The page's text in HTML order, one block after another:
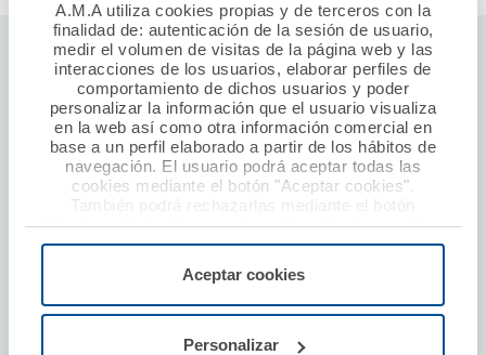
A.M.A utiliza cookies propias y de terceros con la
finalidad de: autenticación de la sesión de usuario,
medir el volumen de visitas de la página web y las
interacciones de los usuarios, elaborar perfiles de
comportamiento de dichos usuarios y poder
personalizar la información que el usuario visualiza
en la web así como otra información comercial en
base a un perfil elaborado a partir de los hábitos de
navegación. El usuario podrá aceptar todas las
cookies mediante el botón "Aceptar cookies".
También podrá rechazarlas mediante el botón
"Rechazar", donde se rechazarán todas las cookies
menos las necesarias para permitir el acceso a los
configurarlas usando el botón “Personalizar".
Aceptar cookies
Personalizar
Seguros ámbito profesional sanitario
Responsabilidad civil profesional
Establecimientos sanitarios
Seguro baja laboral
Defensa y protección por agresión
Seguro de coche